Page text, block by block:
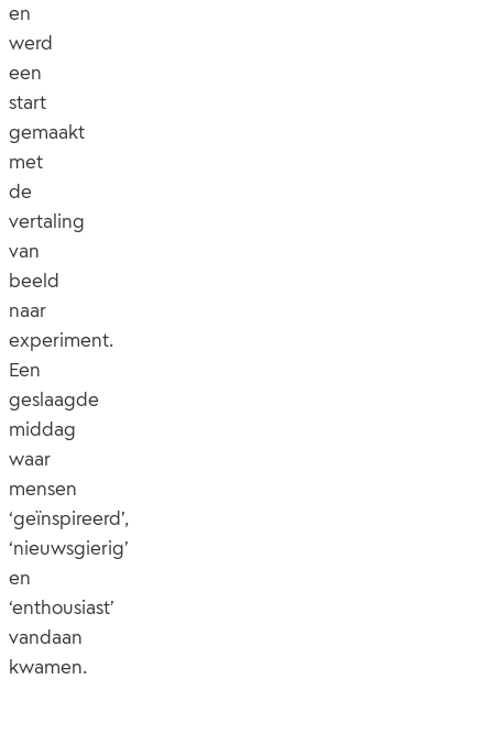
en
werd
een
start
gemaakt
met
de
vertaling
van
beeld
naar
experiment.
Een
geslaagde
middag
waar
mensen
‘geïnspireerd’,
‘nieuwsgierig’
en
‘enthousiast’
vandaan
kwamen.